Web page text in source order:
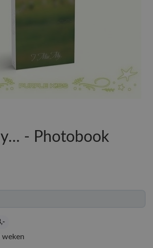
- Photobook
,-
weken